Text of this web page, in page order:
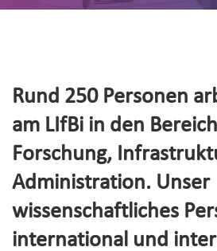
Rund 250 Personen
am LIfBi in den
Forschung,
Administration. Unser
wissenschaftliches
international und